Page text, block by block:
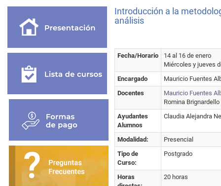
Introducción a la
análisis
Fecha/Horario
14 al 16 de enero
Miércoles y jueves
Encargado
Mauricio Fuentes
Docentes
Mauricio Fuentes
Romina
Ayudantes
Alumnos
Claudia Alejandra
Modalidad:
Presencial
Tipo de
Curso:
Postgrado
Horas
20 horas